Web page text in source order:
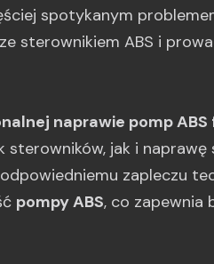
spotykanym
sterownikiem ABS i
naprawie pomp ABS
jak i naprawę
zapleczu
pompy ABS, co zapewnia